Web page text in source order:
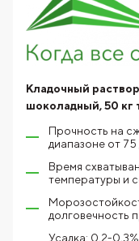
Кладочный
шоколадный, 50 кг
Прочность на
диапазоне от 75
Время
температуры и
долговечность
Усадка: 0,2-